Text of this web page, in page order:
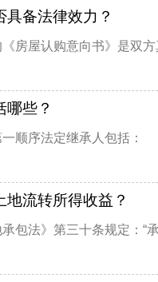
具备法律效力？
房屋认购意向书》是双
哪些？
顺序法定继承人包括：
流转所得收益？
承包法》第三十条规定：